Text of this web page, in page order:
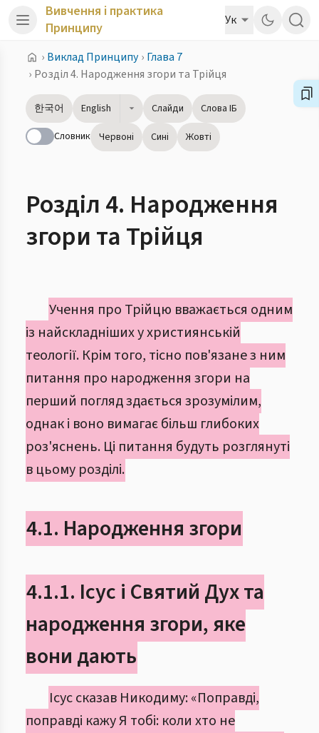
Вивчення і практика
Принципу
Ук
› Виклад Принципу › Глава 7
› Розділ 4. Народження згори та Трійця
한국어 English Слайди
Слова ІБ
Словник Червоні Сині Жовті
Розділ 4. Народження
згори та Трійця
Учення про Трійцю вважається одним
із найскладніших у християнській
теології. Крім того, тісно пов'язане з ним
питання про народження згори на
перший погляд здається зрозумілим,
однак і воно вимагає більш глибоких
роз'яснень. Ці питання будуть розглянуті
в цьому розділі.
4.1. Народження згори
4.1.1. Ісус і Святий Дух та
народження згори, яке
вони дають
Ісус сказав Никодиму: «Поправді,
поправді кажу Я тобі: коли хто не